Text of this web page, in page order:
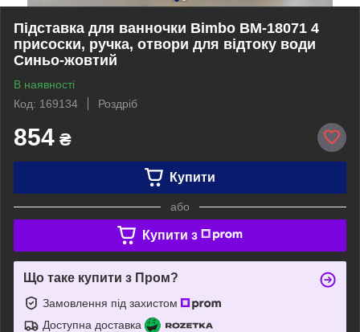
Підставка для ванночки Bimbo BM-18071 4
присоски, ручка, отвори для відтоку води
Синьо-жовтий
В наявності
Код: 169134
Роздріб
854 ₴
Купити
або
Купити з
Що таке купити з Пром?
Замовлення під захистом
Доступна доставка